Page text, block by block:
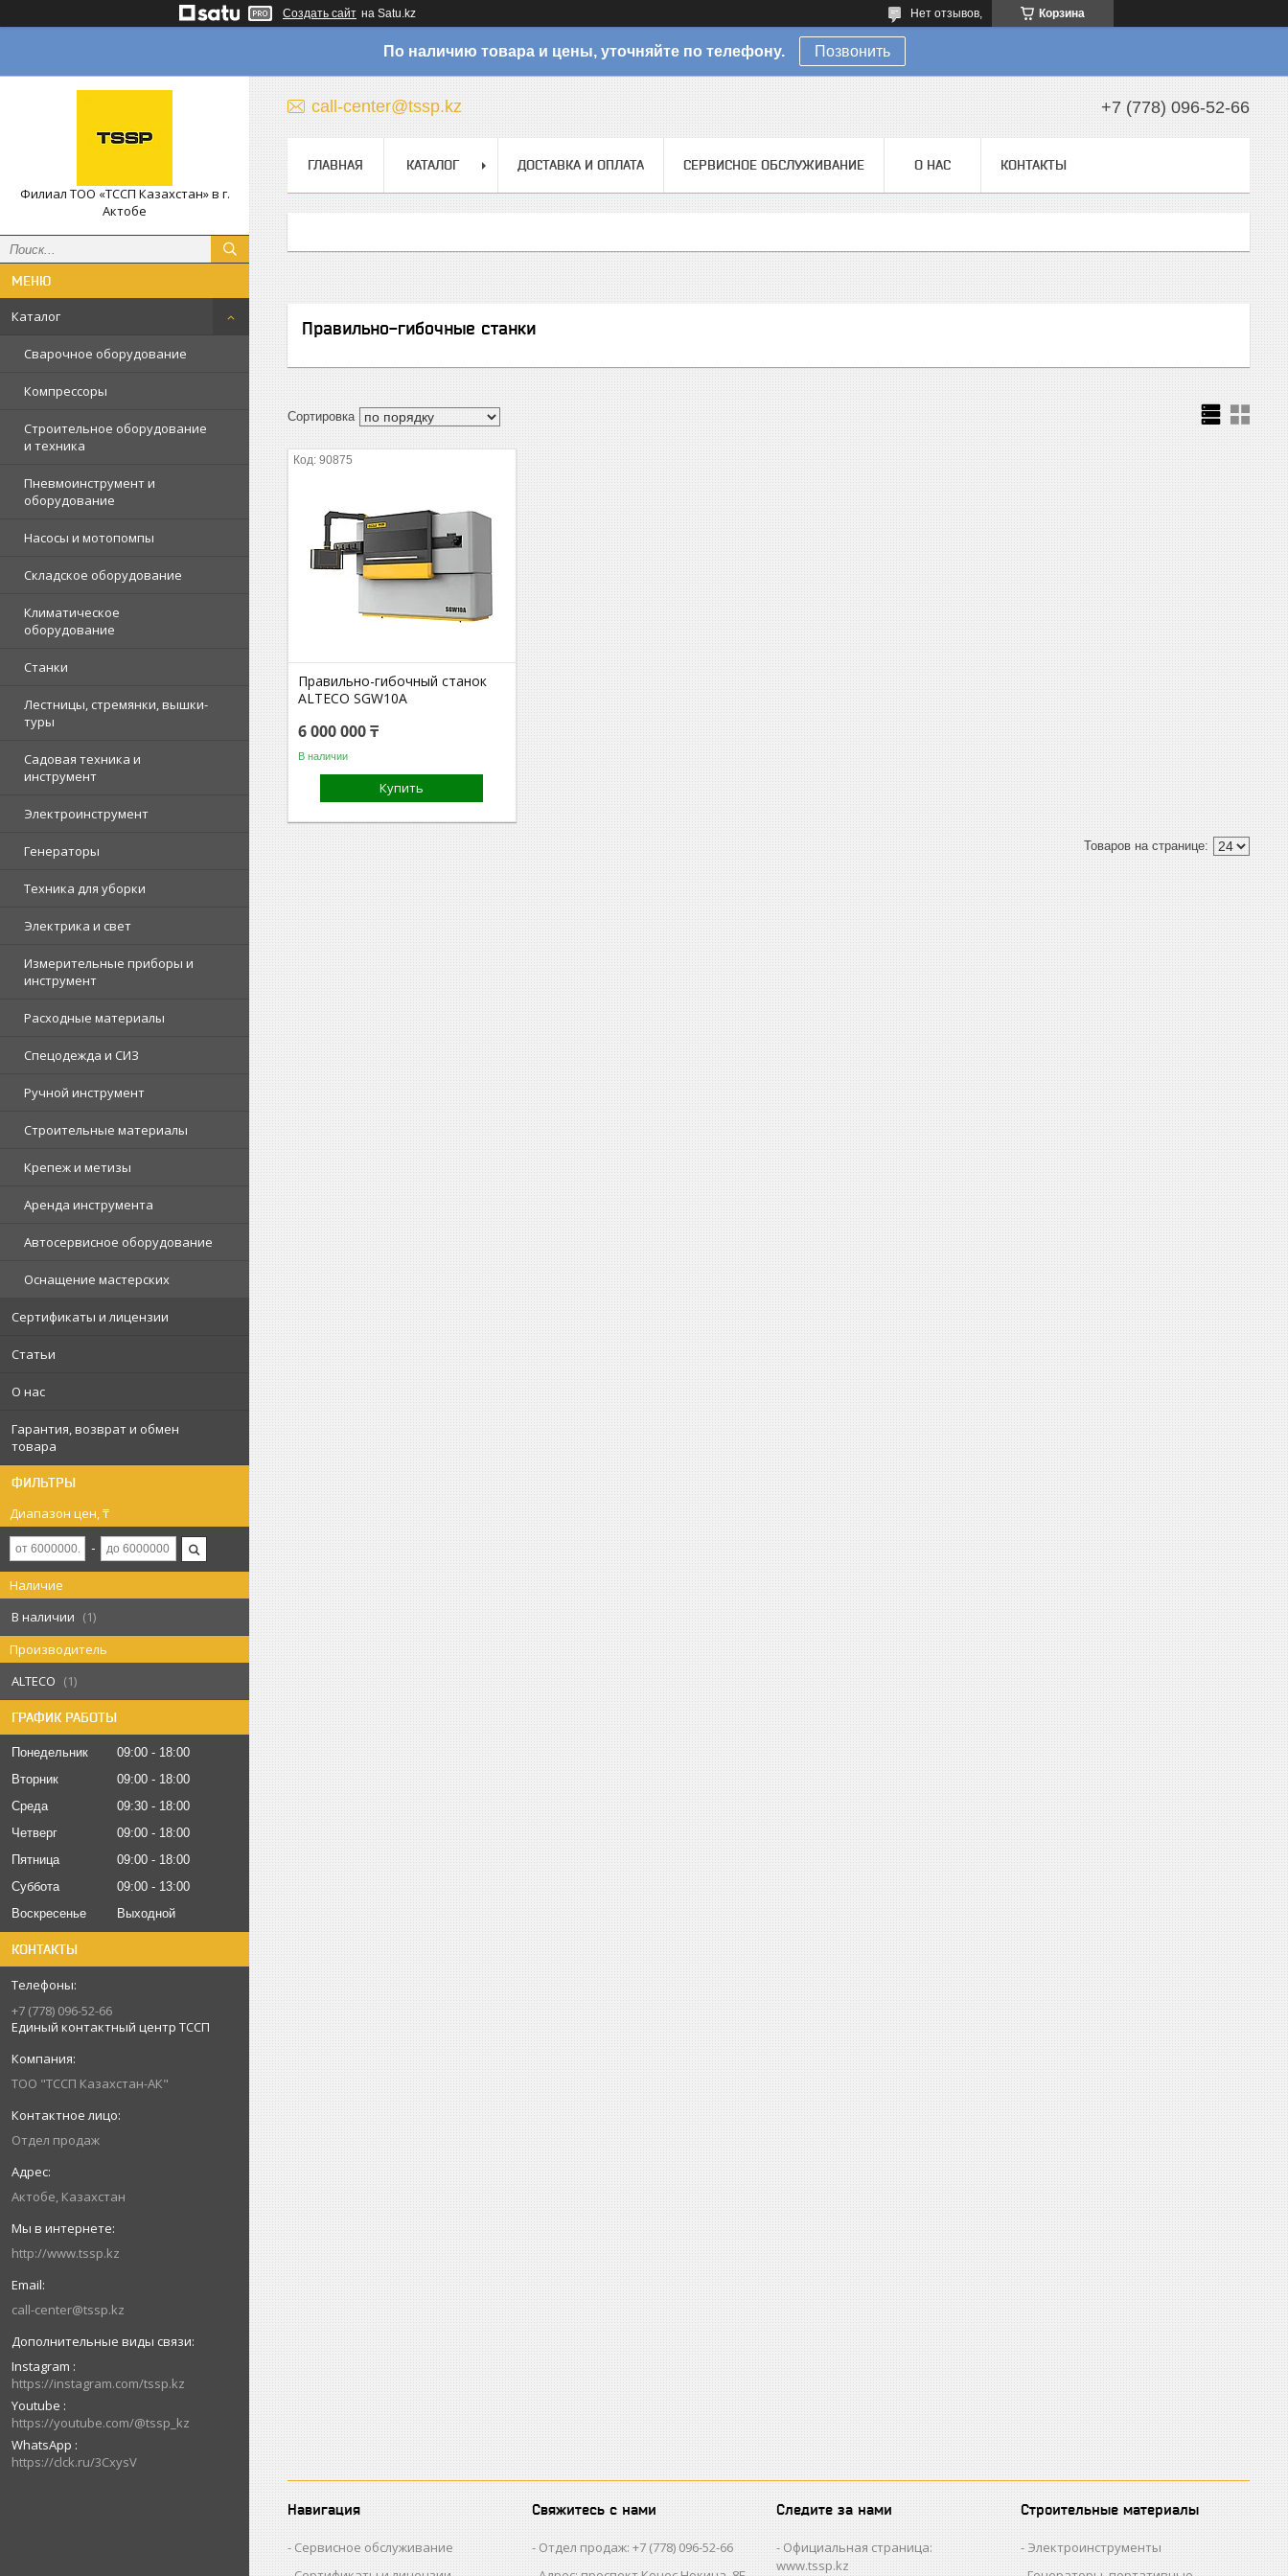
Создать сайт на Satu.kz Корзина
Нет отзывов,
По наличию товара и цены, уточняйте по телефону. Позвонить
Филиал ТОО «ТССП Казахстан» в г.
Актобе
Каталог
Сварочное оборудование
Компрессоры
Строительное оборудование
и техника
Пневмоинструмент и
оборудование
Насосы и мотопомпы
Складское оборудование
Климатическое
оборудование
Станки
Лестницы, стремянки, вышки-
туры
Садовая техника и
инструмент
Электроинструмент
Генераторы
Техника для уборки
Электрика и свет
Измерительные приборы и
инструмент
Расходные материалы
Спецодежда и СИЗ
Ручной инструмент
Строительные материалы
Крепеж и метизы
Аренда инструмента
Автосервисное оборудование
Оснащение мастерских
Сертификаты и лицензии
Статьи
О нас
Гарантия, возврат и обмен
товара
ФИЛЬТРЫ
Диапазон цен, ₸
Наличие
В наличии
1
Производитель
ALTECO
1
ГРАФИК РАБОТЫ
Понедельник 09:00
18:00
Вторник
09:00
18:00
Среда
09:30
18:00
Четверг
09:00
18:00
Пятница
09:00
18:00
Суббота
09:00
13:00
Воскресенье
Выходной
КОНТАКТЫ
+7 (778) 096-52-66
Единый контактный центр ТССП
ТОО "ТССП Казахстан-АК"
Отдел продаж
Актобе, Казахстан
http://www.tssp.kz
call-center@tssp.kz
Instagram
https://instagram.com/tssp.kz
Youtube
https://youtube.com/@tssp_kz
WhatsApp
https://clck.ru/3CxysV
call-center@tssp.kz +7 (778) 096-52-66
ГЛАВНАЯ КАТАЛОГ ДОСТАВКА И ОПЛАТА СЕРВИСНОЕ ОБСЛУЖИВАНИЕ О НАС КОНТАКТЫ
Правильно-гибочные станки
90875
Правильно-гибочный станок
ALTECO SGW10A
6 000 000 ₸
В наличии
Купить
Навигация
Сервисное обслуживание
Свяжитесь с нами
Отдел продаж: +7 (778) 096-52-66
Следите за нами
Официальная страница:
www.tssp.kz
Строительные материалы
Электроинструменты